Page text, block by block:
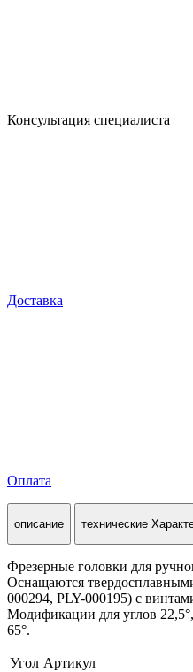
Консультация специалиста
Доставка
Оплата
описание технические
Фрезерные головки для
Оснащаются
000294, PLY-000195) с
Модификации для углов 22,5°,
65°.
Угол Артикул